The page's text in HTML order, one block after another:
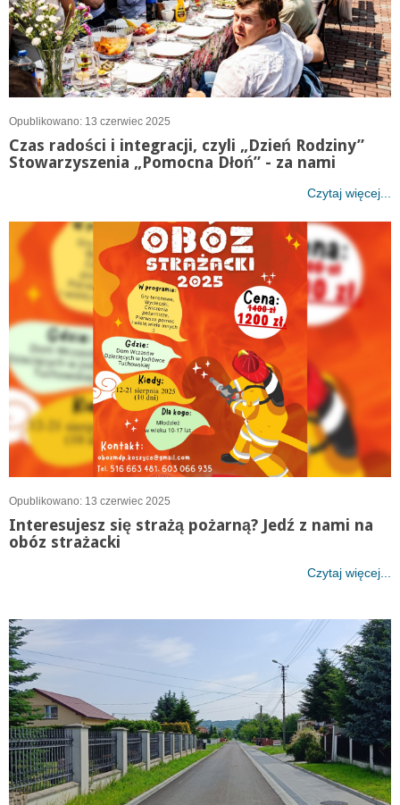
Opublikowano: 13 czerwiec 2025
Czas radości i integracji, czyli „Dzień Rodziny”
Stowarzyszenia „Pomocna Dłoń” - za nami
Czytaj więcej...
Opublikowano: 13 czerwiec 2025
Interesujesz się strażą pożarną? Jedź z nami na
obóz strażacki
Czytaj więcej...